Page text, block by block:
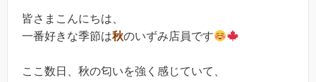
皆さまこんにちは、
一番好きな季節は秋のいずみ店員です
ここ数日、秋の匂いを強く感じていて、